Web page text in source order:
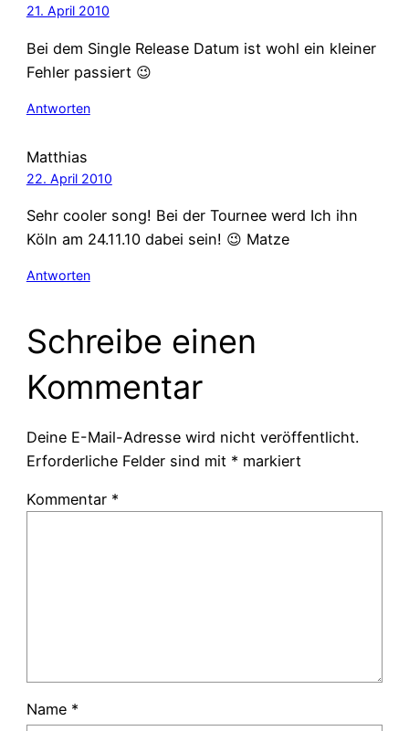
21. April 2010
Bei dem Single Release Datum ist wohl ein kleiner
Fehler passiert 😉
Antworten
Matthias
22. April 2010
Sehr cooler song! Bei der Tournee werd Ich ihn
Köln am 24.11.10 dabei sein! 😉 Matze
Antworten
Schreibe einen
Kommentar
Deine E-Mail-Adresse wird nicht veröffentlicht.
Erforderliche Felder sind mit * markiert
Kommentar *
Name *